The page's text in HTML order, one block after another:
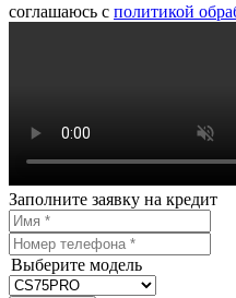
соглашаюсь с политикой
Заполните заявку на кредит
Выберите модель